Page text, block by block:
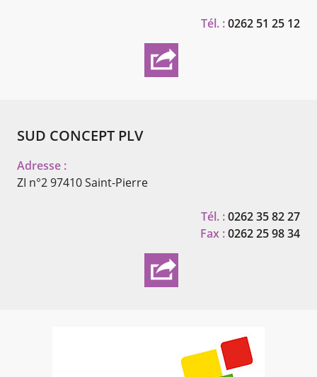
Tél. :0262 51 25 12
SUD CONCEPT PLV
Adresse :
ZI n°297410 Saint-Pierre
Tél. :0262 35 82 27
Fax :0262 25 98 34